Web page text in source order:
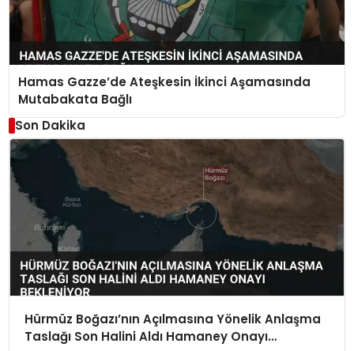
Hamas Gazze’de Ateşkesin İkinci Aşamasında
Mutabakata Bağlı
Son Dakika
Hürmüz Boğazı’nın Açılmasına Yönelik Anlaşma
Taslağı Son Halini Aldı Hamaney Onayı